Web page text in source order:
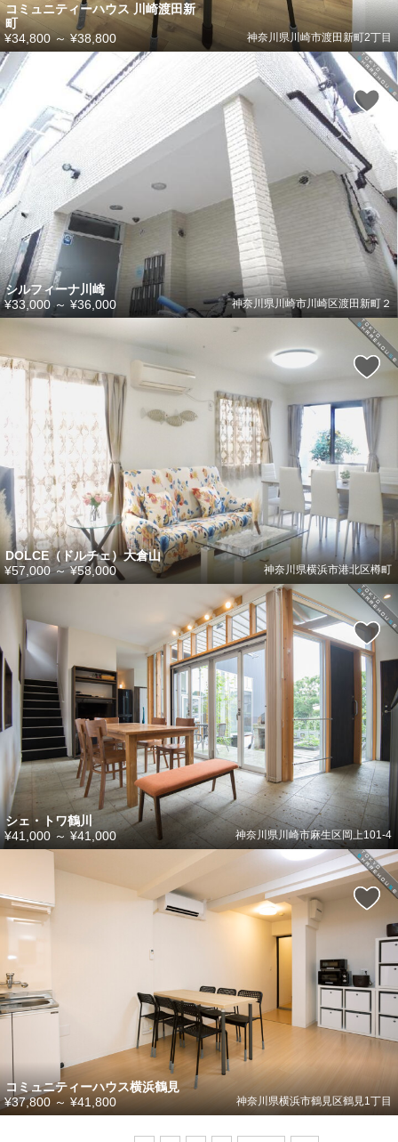
コミュニティーハウス 川崎渡田新
町
神奈川県川崎市渡田新町2丁目
¥34,800～¥38,800
シルフィーナ川崎
神奈川県川崎市川崎区渡田新町２
¥33,000～ ¥36,000
DOLCE（ドルチェ）大倉山
神奈川県横浜市港北区樽町
¥57,000～¥58,000
シェ・トワ鶴川
神奈川県川崎市麻生区岡上101-4
¥41,000 ～ ¥41,000
コミュニティーハウス横浜鶴見
神奈川県横浜市鶴見区鶴見1丁目
¥37,800 ～ ¥41,800